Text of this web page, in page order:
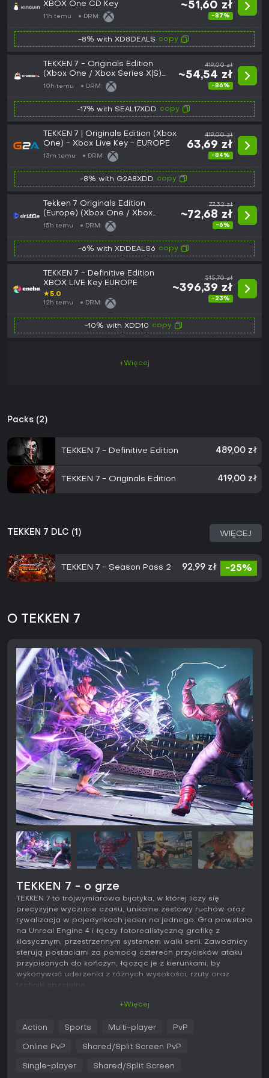
XBOX One CD Key
11h temu DRM:
~51,60 zł
-87%
-8% with XD8DEALS copy
TEKKEN 7 - Originals Edition
(Xbox One / Xbox Series X|S)
Xbox Live Key - EU
10h temu DRM:
419,00 zł
~54,54 zł
-86%
-17% with SEAL17XDD copy
TEKKEN 7 | Originals Edition (Xbox
One) - Xbox Live Key - EUROPE
13m temu DRM:
419,00 zł
63,69 zł
-84%
-8% with G2A8XDD copy
Tekken 7 Originals Edition
(Europe) (Xbox One / Xbox
Series X|S) - Xbox Live - Digital
15h temu DRM:
77,32 zł
~72,68 zł
-6%
-6% with XDDEALS6 copy
TEKKEN 7 - Definitive Edition
XBOX LIVE Key EUROPE
★5.0
12h temu DRM:
515,70 zł
~396,39 zł
-23%
-10% with XDD10 copy
+Więcej
Packs (2)
TEKKEN 7 - Definitive Edition 489,00 zł
TEKKEN 7 - Originals Edition 419,00 zł
TEKKEN 7 DLC (1) WIĘCEJ
TEKKEN 7 - Season Pass 2 92,99 zł -25%
O TEKKEN 7
TEKKEN 7 - o grze
TEKKEN 7 to trójwymiarowa bijatyka, w której liczy się
precyzyjne wyczucie czasu, unikalne zestawy ruchów oraz
rywalizacja w pojedynkach jeden na jednego. Gra powstała
na Unreal Engine 4 i łączy fotorealistyczną grafikę z
klasycznym, przestrzennym systemem walki serii. Zawodnicy
sterują postaciami za pomocą czterech przycisków ataku
przypisanych do kończyn, łącząc je z kierunkami, by
wykonywać uderzenia z różnych wysokości, rzuty oraz
techniki specjalne.
arenie - gracze korzystają z kroków w bok, przesunięć i
cofnięć. Ataki dzielą się na wysokie, średnie i niskie, co
Wprowadzono system Rage: przy niskim poziomie zdrowia
+Więcej
Action Sports Multi-player PvP
Online PvP Shared/Split Screen PvP
Single-player Shared/Split Screen